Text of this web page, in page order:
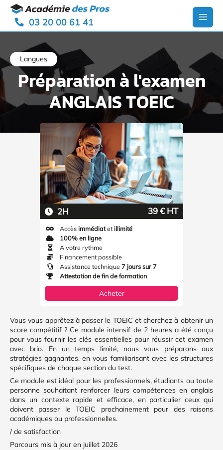
Aller
contenu
03 20 00 61 41
Main
Langues
Préparation à l'examen
ANGLAIS TOEIC
Vous vous apprêtez à passer le TOEIC et cherchez à obtenir un
score compétitif ? Ce module intensif de 2 heures a été conçu
pour vous fournir les clés essentielles pour réussir cet examen
avec brio. En un temps limité, nous vous préparons aux
stratégies gagnantes, en vous familiarisant avec les structures
spécifiques de chaque section du test.
Ce module est idéal pour les professionnels, étudiants ou toute
personne souhaitant renforcer leurs compétences en anglais
dans un contexte rapide et efficace, en particulier ceux qui
doivent passer le TOEIC prochainement pour des raisons
académiques ou professionnelles.
/ de satisfaction
Parcours mis à jour en juillet 2026
2H 39 € HT
Accèsimmédiatetillimité
100% en ligne
A votre rythme
Financement possible
Assistance technique7 jours sur 7
Attestation de fin de formation
Acheter
Panneau de gestion des cookies